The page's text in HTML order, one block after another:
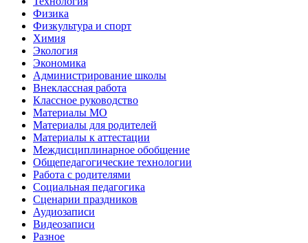
Физика
Физкультура и спорт
Химия
Экология
Экономика
Администрирование школы
Внеклассная работа
Классное руководство
Материалы МО
Материалы для родителей
Материалы к аттестации
Междисциплинарное обобщение
Общепедагогические технологии
Работа с родителями
Социальная педагогика
Сценарии праздников
Аудиозаписи
Видеозаписи
Разное